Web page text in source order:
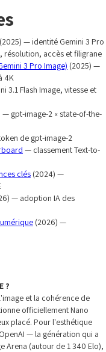
(2025) — identité Gemini 3 Pro
résolution, accès et filigrane
3 Pro Image) (2025) —
4K
3.1 Flash Image, vitesse et
— gpt-image-2 « state-of-the-
de gpt-image-2
— classement Text-to-
clés (2024) —
— adoption IA des
(2026) —
?
et la cohérence de
officiellement Nano
placé. Pour l'esthétique
— la génération qui a
Arena (autour de 1 340 Elo),